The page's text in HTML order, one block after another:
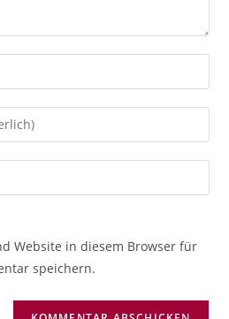
Website in diesem Browser für
speichern.